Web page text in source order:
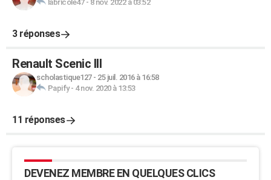
labricole47- 8 nov. 2022 à 03:52
3 réponses
Renault Scenic III
scholastique127- 25 juil. 2016 à 16:58
Papify- 4 nov. 2020 à 13:53
11 réponses
DEVENEZ MEMBRE EN QUELQUES CLICS